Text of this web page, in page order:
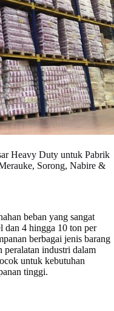
Heavy Duty untuk Pabrik
Sorong, Nabire &
beban yang sangat
dan 4 hingga 10 ton per
berbagai jenis barang
peralatan industri dalam
untuk kebutuhan
tinggi.